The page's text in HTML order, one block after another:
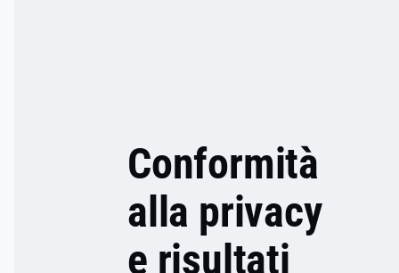
Conformità
alla privacy
e risultati